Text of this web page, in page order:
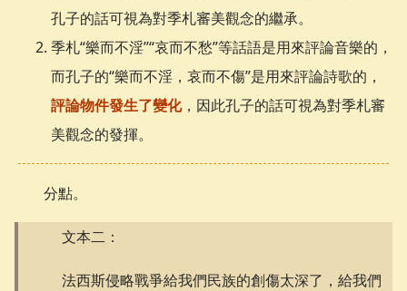
孔子的話可視為對季札審美觀念的繼承。
季札“樂而不淫”“哀而不愁”等話語是用來評論音樂的，
而孔子的“樂而不淫，哀而不傷”是用來評論詩歌的，
評論物件發生了變化，因此孔子的話可視為對季札審
美觀念的發揮。
分點。
文本二：
法西斯侵略戰爭給我們民族的創傷太深了，給我們